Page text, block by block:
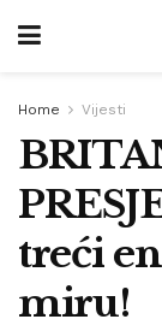
Home Vijesti
treći
miru!